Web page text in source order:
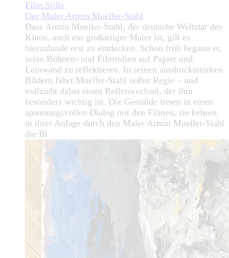
Film.Stills
Der Maler Armin Mueller-Stahl
Dass Armin Mueller-Stahl, der deutsche Weltstar des
Kinos, auch ein großartiger Maler ist, gilt es
hierzulande erst zu entdecken. Schon früh begann er,
seine Bühnen- und Filmrollen auf Papier und
Leinwand zu reflektieren. In seinen ausdrucksstarken
Bildern führt Mueller-Stahl selbst Regie – und
vollzieht dabei einen Rollenwechsel, der ihm
besonders wichtig ist. Die Gemälde treten in einen
spannungsvollen Dialog mit den Filmen, sie kehren
in ihrer Anlage durch den Maler Armin Mueller-Stahl
die Bl